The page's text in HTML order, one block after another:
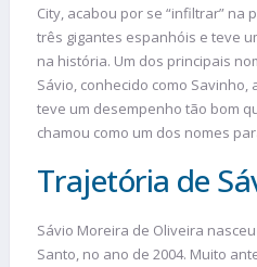
City, acabou por se “infiltrar” na
três gigantes espanhóis e teve
na história. Um dos principais
Sávio, conhecido como
teve um desempenho tão bom
chamou como um dos nomes
Trajetória de
Sávio Moreira de Oliveira
Santo, no ano de 2004. Muito